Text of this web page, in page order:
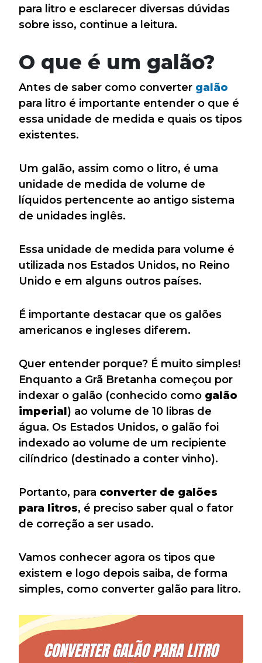
para litro e esclarecer diversas dúvidas
sobre isso, continue a leitura.
O que é um galão?
Antes de saber como converter galão
para litro é importante entender o que é
essa unidade de medida e quais os tipos
existentes.
Um galão, assim como o litro, é uma
unidade de medida de volume de
líquidos pertencente ao antigo sistema
de unidades inglês.
Essa unidade de medida para volume é
utilizada nos Estados Unidos, no Reino
Unido e em alguns outros países.
É importante destacar que os galões
americanos e ingleses diferem.
Quer entender porque? É muito simples!
Enquanto a Grã Bretanha começou por
indexar o galão (conhecido como galão
imperial) ao volume de 10 libras de
água. Os Estados Unidos, o galão foi
indexado ao volume de um recipiente
cilíndrico (destinado a conter vinho).
Portanto, para converter de galões
para litros, é preciso saber qual o fator
de correção a ser usado.
Vamos conhecer agora os tipos que
existem e logo depois saiba, de forma
simples, como converter galão para litro.